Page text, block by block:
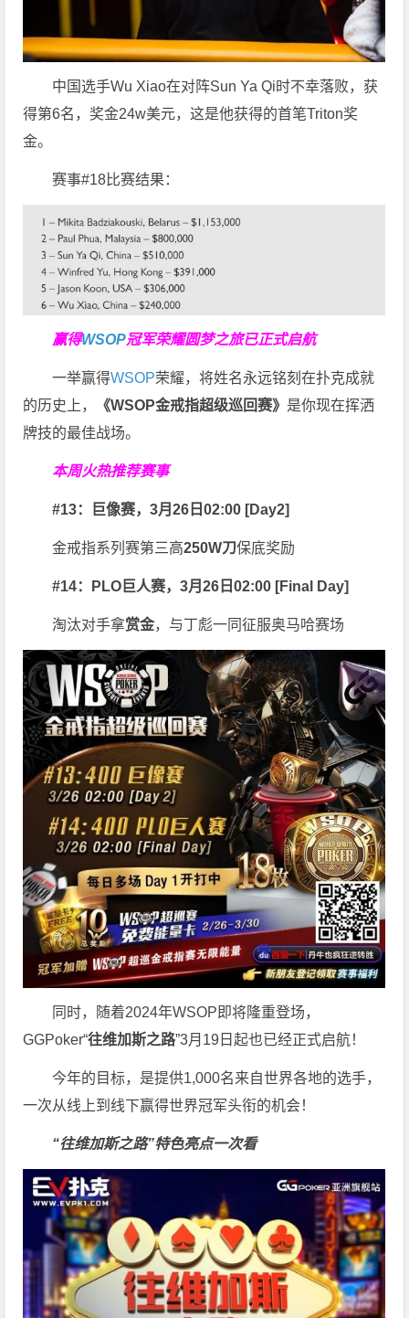
中国选手Wu Xiao在对阵Sun Ya Qi时不幸落败，获
得第6名，奖金24w美元，这是他获得的首笔Triton奖
金。
赛事#18比赛结果：
赢得WSOP冠军荣耀圆梦之旅已正式启航
一举赢得WSOP荣耀，将姓名永远铭刻在扑克成就
的历史上，
《WSOP金戒指超级巡回赛》 是你现在挥洒
牌技的最佳战场。
本周火热推荐赛事
#13：巨像赛，3月26日02:00 [Day2]
金戒指系列赛第三高250W刀保底奖励
#14：PLO巨人赛，3月26日02:00 [Final Day]
淘汰对手拿赏金，与丁彪一同征服奥马哈赛场
同时，随着2024年WSOP即将隆重登场，
GGPoker“往维加斯之路”3月19日起也已经正式启航！
今年的目标，是提供1,000名来自世界各地的选手，
一次从线上到线下赢得世界冠军头衔的机会！
“往维加斯之路”特色亮点一次看